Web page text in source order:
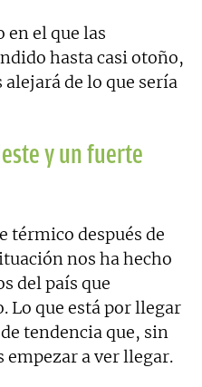
en el que las
hasta casi otoño,
de lo que sería
y un fuerte
térmico después de
nos ha hecho
del país que
Lo que está por llegar
tendencia que, sin
empezar a ver llegar.